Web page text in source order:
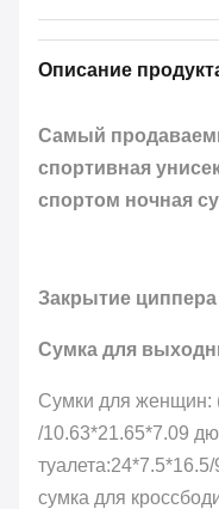
Описание
Самый
спортивная
спортом ночная
Закрытие циппера
Сумка для
Сумки для женщин:
/10.63*21.65*7.09
сумка для